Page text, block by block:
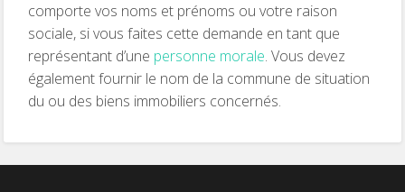
comporte vos noms et prénoms ou votre raison
sociale, si vous faites cette demande en tant que
représentant d’une personne morale. Vous devez
également fournir le nom de la commune de situation
du ou des biens immobiliers concernés.